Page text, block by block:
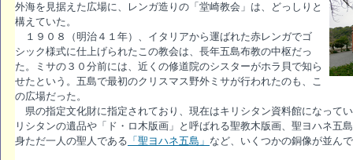
外海を見据えた広場に、レンガ造りの「堂崎教会」は、どっしりと
構えていた。
１９０８（明治４１年）、イタリアから運ばれた赤レンガでゴ
シック様式に仕上げられたこの教会は、長年五島布教の中枢だっ
た。ミサの３０分前には、近くの修道院のシスターがホラ貝で知ら
せたという。五島で最初のクリスマス野外ミサが行われたのも、こ
の広場だった。
県の指定文化財に指定されており、現在はキリシタン資料館になって
リシタンの遺品や「ド・ロ木版画」と呼ばれる聖教木版画、聖ヨハネ五
身ただ一人の聖人である 「聖ヨハネ五島」 など、いくつかの銅像が並ん